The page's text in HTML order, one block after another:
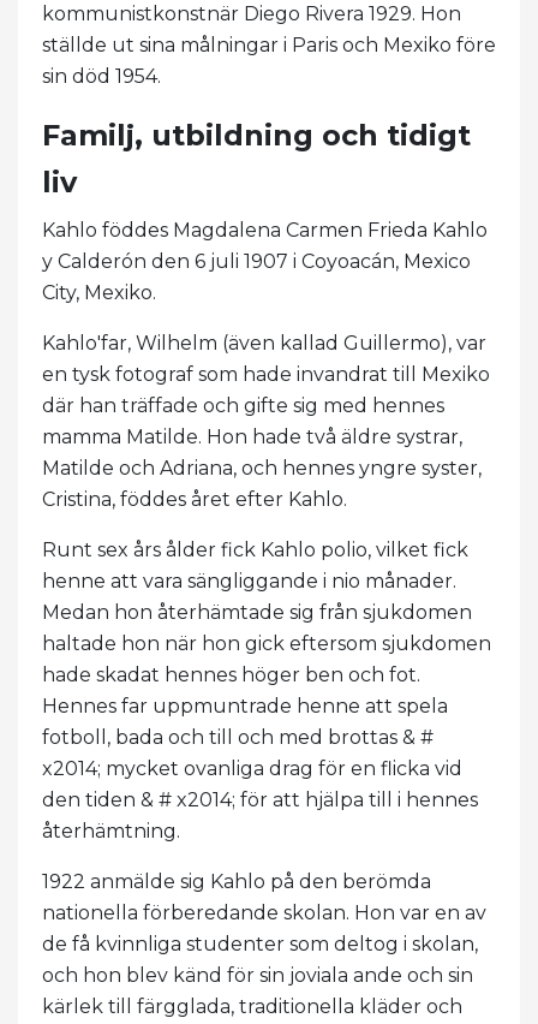
kommunistkonstnär Diego Rivera 1929. Hon
ställde ut sina målningar i Paris och Mexiko före
sin död 1954.
Familj, utbildning och tidigt
liv
Kahlo föddes Magdalena Carmen Frieda Kahlo
y Calderón den 6 juli 1907 i Coyoacán, Mexico
City, Mexiko.
Kahlo'far, Wilhelm (även kallad Guillermo), var
en tysk fotograf som hade invandrat till Mexiko
där han träffade och gifte sig med hennes
mamma Matilde. Hon hade två äldre systrar,
Matilde och Adriana, och hennes yngre syster,
Cristina, föddes året efter Kahlo.
Runt sex års ålder fick Kahlo polio, vilket fick
henne att vara sängliggande i nio månader.
Medan hon återhämtade sig från sjukdomen
haltade hon när hon gick eftersom sjukdomen
hade skadat hennes höger ben och fot.
Hennes far uppmuntrade henne att spela
fotboll, bada och till och med brottas & #
x2014; mycket ovanliga drag för en flicka vid
den tiden & # x2014; för att hjälpa till i hennes
återhämtning.
1922 anmälde sig Kahlo på den berömda
nationella förberedande skolan. Hon var en av
de få kvinnliga studenter som deltog i skolan,
och hon blev känd för sin joviala ande och sin
kärlek till färgglada, traditionella kläder och